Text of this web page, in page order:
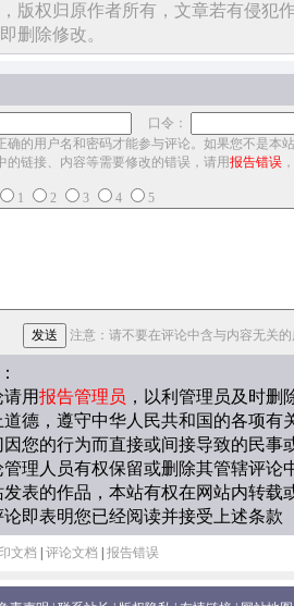
版权归原作者所有，文章若有侵犯
删除修改。
口令：
确的用户名和密码才能参与评论。如果您不是本
的链接、内容等需要修改的错误，请用报告错误
1 2 3 4 5
注意：请不要在评论中含与内容无关
请用报告管理员 ，以利管理员及时删
道德，遵守中华人民共和国的各项有
因您的行为而直接或间接导致的民事
管理人员有权保留或删除其管辖评论
发表的作品，本站有权在网站内转载
论即表明您已经阅读并接受上述条款
文档 评论文档 报告错误